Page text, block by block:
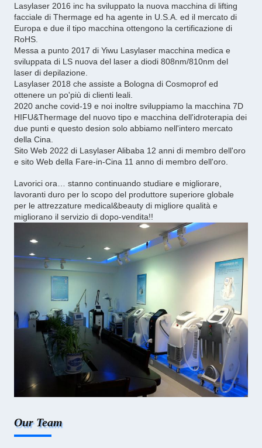
Lasylaser 2016 inc ha sviluppato la nuova macchina di lifting
facciale di Thermage ed ha agente in U.S.A. ed il mercato di
Europa e due il tipo macchina ottengono la certificazione di
RoHS.
Messa a punto 2017 di Yiwu Lasylaser macchina medica e
sviluppata di LS nuova del laser a diodi 808nm/810nm del
laser di depilazione.
Lasylaser 2018 che assiste a Bologna di Cosmoprof ed
ottenere un po'più di clienti leali.
2020 anche covid-19 e noi inoltre sviluppiamo la macchina 7D
HIFU&Thermage del nuovo tipo e macchina dell'idroterapia dei
due punti e questo desion solo abbiamo nell'intero mercato
della Cina.
Sito Web 2022 di Lasylaser Alibaba 12 anni di membro dell'oro
e sito Web della Fare-in-Cina 11 anno di membro dell'oro.
Lavorici ora… stanno continuando studiare e migliorare,
lavoranti duro per lo scopo del produttore superiore globale
per le attrezzature medical&beauty di migliore qualità e
migliorano il servizio di dopo-vendita!!
Our Team